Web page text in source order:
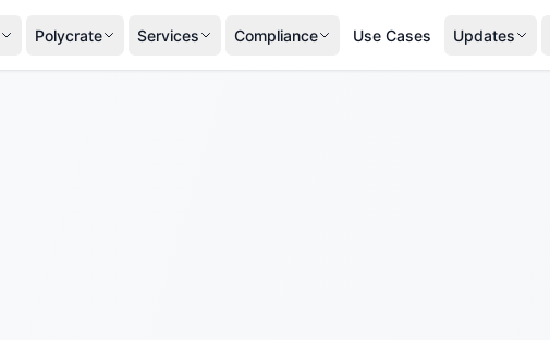
Polycrate Services Compliance Use Cases Updates